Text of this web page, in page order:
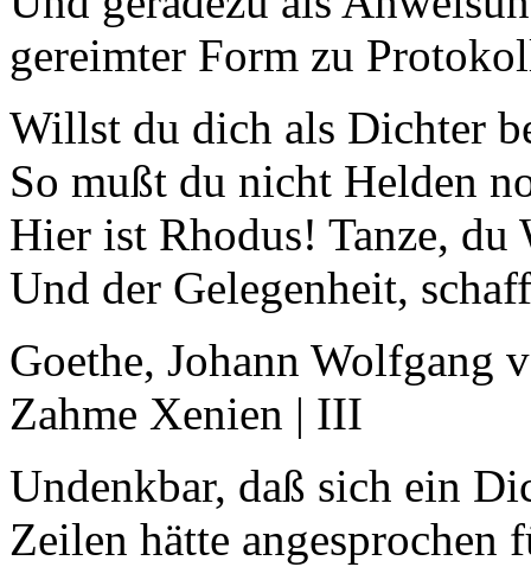
gereimter Form zu
Willst du dich als Dichter
So mußt du nicht Helden
Hier ist Rhodus! Tanze, du
Und der Gelegenheit,
Goethe, Johann Wolfgang
Zahme Xenien | III
Undenkbar, daß sich ein
Zeilen hätte angesprochen